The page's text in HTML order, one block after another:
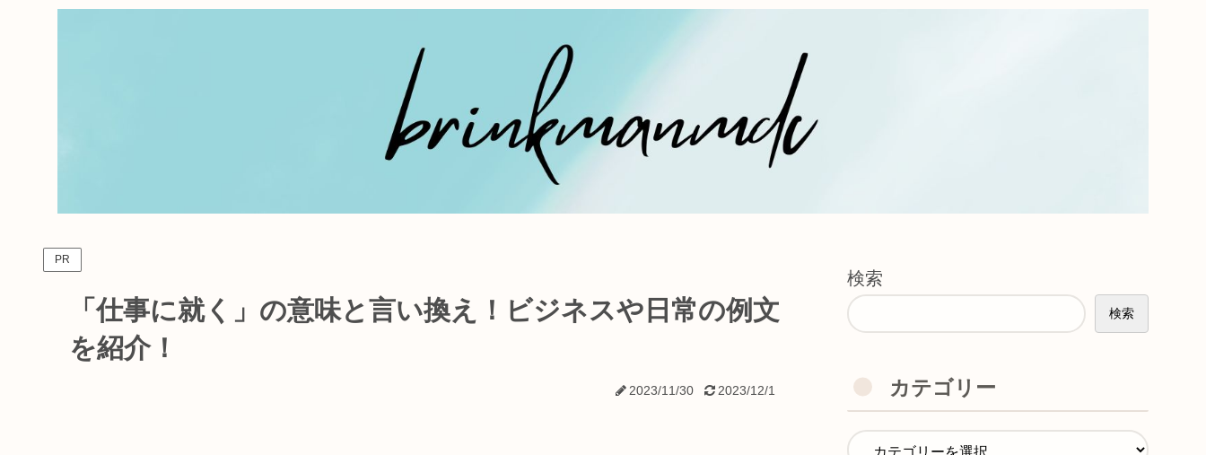
PR
「仕事に就く」の意味と言い換え！ビジネスや日常の例文
を紹介！
2023/11/30 2023/12/1
検索
検索
カテゴリー